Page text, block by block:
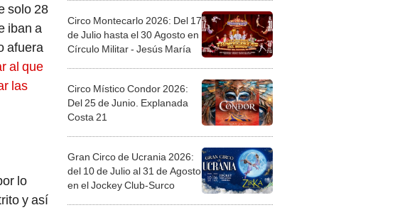
solo 28
iban a
afuera
al que
las
lo
y así
Circo Montecarlo 2026: Del 17
de Julio hasta el 30 Agosto en
Círculo Militar - Jesús María
Circo Místico Condor 2026:
Del 25 de Junio. Explanada
Costa 21
Gran Circo de Ucrania 2026:
del 10 de Julio al 31 de Agosto
en el Jockey Club-Surco